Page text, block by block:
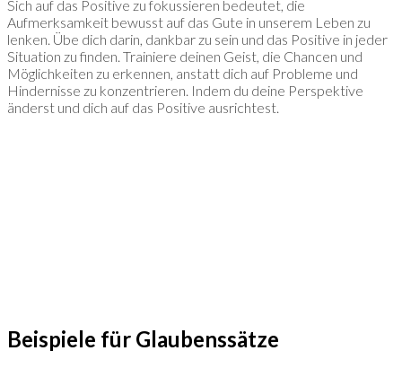
Sich auf das Positive zu fokussieren bedeutet, die
Aufmerksamkeit bewusst auf das Gute in unserem Leben zu
lenken. Übe dich darin, dankbar zu sein und das Positive in jeder
Situation zu finden. Trainiere deinen Geist, die Chancen und
Möglichkeiten zu erkennen, anstatt dich auf Probleme und
Hindernisse zu konzentrieren. Indem du deine Perspektive
änderst und dich auf das Positive ausrichtest.
Beispiele für Glaubenssätze